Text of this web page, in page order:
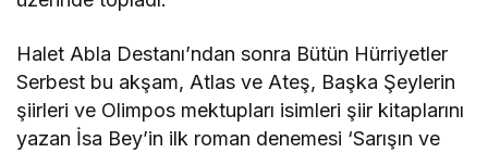
Halet Abla Destanı’ndan sonra Bütün Hürriyetler
Serbest bu akşam, Atlas ve Ateş, Başka Şeylerin
şiirleri ve Olimpos mektupları isimleri şiir kitaplarını
yazan İsa Bey’in ilk roman denemesi ‘Sarışın ve